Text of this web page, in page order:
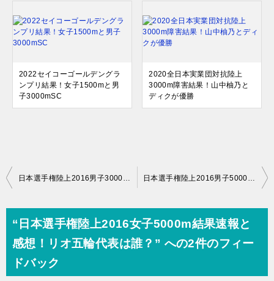
2022セイコーゴールデングラ
ンプリ結果！女子1500mと男
子3000mSC
2020全日本実業団対抗陸上
3000m障害結果！山中柚乃と
ディクが優勝
投
ー
“日本選手権陸上2016女子5000m結果速報と
感想！リオ五輪代表は誰？” への2件のフィー
ドバック